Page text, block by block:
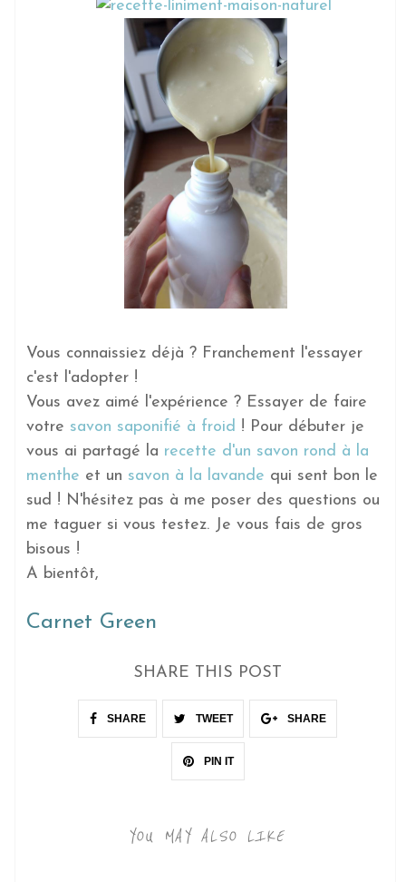
Vous connaissiez déjà ? Franchement l'essayer
c'est l'adopter !
Vous avez aimé l'expérience ? Essayer de faire
votre savon saponifié à froid ! Pour débuter je
vous ai partagé la recette d'un savon rond à la
menthe et un savon à la lavande qui sent bon le
sud ! N'hésitez pas à me poser des questions ou
me taguer si vous testez. Je vous fais de gros
bisous !
A bientôt,
Carnet Green
SHARE THIS POST
SHARE TWEET SHARE
PIN IT
YOU MAY ALSO LIKE